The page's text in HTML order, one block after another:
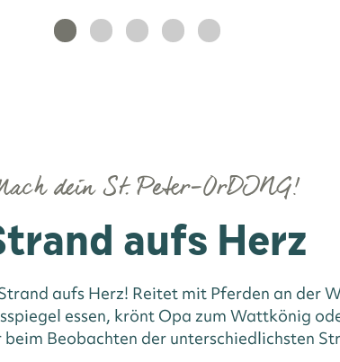
aufs Herz
dein St. Peter-OrDING!
aufs Herz! Reitet mit Pferden an der
essen, krönt Opa zum Wattkönig
Beobachten der unterschiedlichsten